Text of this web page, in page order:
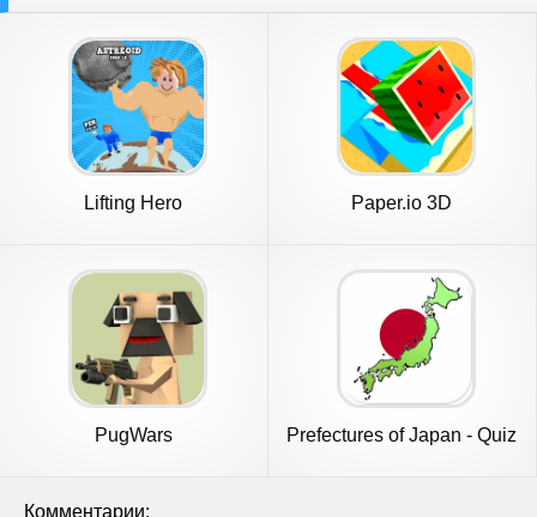
Lifting Hero Paper.io 3D
PugWars Prefectures of Japan - Quiz
Комментарии: